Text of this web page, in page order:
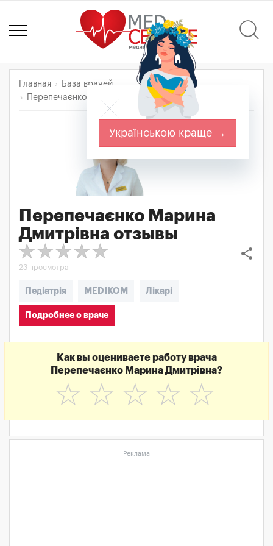
Главная
База врачей
Перепечаєнко Марина Дмитрівна
Отзывы
Перепечаєнко Марина
Дмитрівна отзывы
share
23 просмотра
Педіатрія MEDIKOM Лікарі
Подробнее о враче
Как вы оцениваете работу врача
Перепечаєнко Марина Дмитрівна?
☆
☆
☆
☆
☆
Реклама
Українською краще →